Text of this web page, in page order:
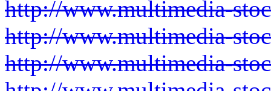
http://www.multimedia-
http://www.multimedia-
http://www.multimedia-